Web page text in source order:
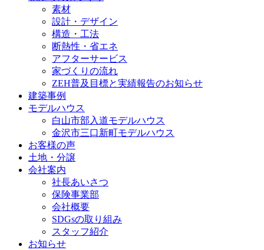
素材
設計・デザイン
構造・工法
断熱性・省エネ
アフターサービス
家づくりの流れ
ZEH普及目標と実績報告のお知らせ
建築事例
モデルハウス
白山市部入道モデルハウス
金沢市三口新町モデルハウス
お客様の声
土地・分譲
会社案内
社長あいさつ
保険事業部
会社概要
SDGsの取り組み
スタッフ紹介
お知らせ